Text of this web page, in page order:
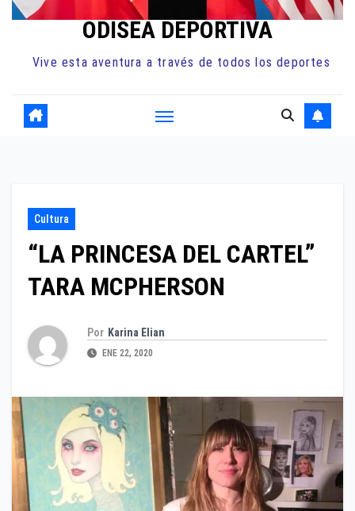
ODISEA DEPORTIVA
Vive esta aventura a través de todos los deportes
Cultura
“LA PRINCESA DEL CARTEL”
TARA MCPHERSON
Por Karina Elian
ENE 22, 2020